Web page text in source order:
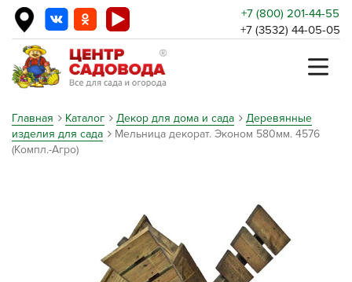
+7 (800) 201-44-55
+7 (3532) 44-05-05
Главная Каталог Декор для дома и сада
Деревянные
изделия для сада
Мельница декорат. Эконом 580мм. 4576
(Компл.-Агро)